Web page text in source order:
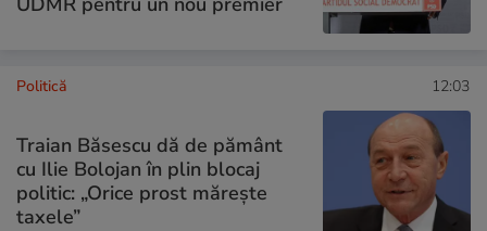
Politică 12:03
Traian Băsescu dă de pământ
cu Ilie Bolojan în plin blocaj
politic: „Orice prost mărește
taxele”